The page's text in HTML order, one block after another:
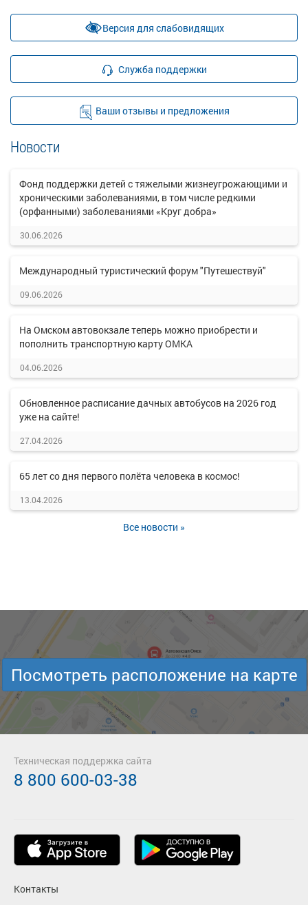
Версия для слабовидящих
Служба поддержки
Ваши отзывы и предложения
Новости
Фонд поддержки детей с тяжелыми жизнеугрожающими и
хроническими заболеваниями, в том числе редкими
(орфанными) заболеваниями «Круг добра»
30.06.2026
Международный туристический форум "Путешествуй"
09.06.2026
На Омском автовокзале теперь можно приобрести и
пополнить транспортную карту ОМКА
04.06.2026
Обновленное расписание дачных автобусов на 2026 год
уже на сайте!
27.04.2026
65 лет со дня первого полёта человека в космос!
13.04.2026
Все новости »
Посмотреть расположение на карте
Контакты
Техническая поддержка сайта
8 800 600-03-38